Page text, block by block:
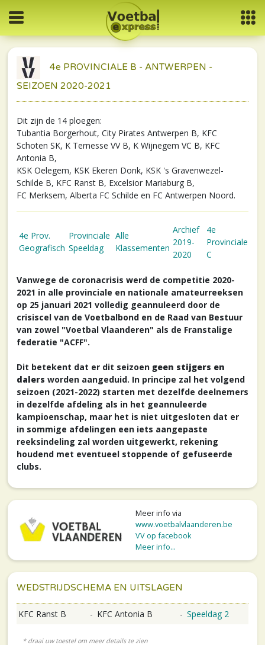
4e PROVINCIALE B - ANTWERPEN -
SEIZOEN 2020-2021
Dit zijn de 14 ploegen:
Tubantia Borgerhout, City Pirates Antwerpen B, KFC
Schoten SK, K Ternesse VV B, K Wijnegem VC B, KFC
Antonia B,
KSK Oelegem, KSK Ekeren Donk, KSK 's Gravenwezel-
Schilde B, KFC Ranst B, Excelsior Mariaburg B,
FC Merksem, Alberta FC Schilde en FC Antwerpen Noord.
4e Prov.
Geografisch
Provinciale
Speeldag
Alle
Klassementen
Archief
2019-
2020
4e
Provinciale
C
Vanwege de coronacrisis werd de competitie 2020-
2021 in alle provinciale en nationale amateurreeksen
op 25 januari 2021 volledig geannuleerd door de
crisiscel van de Voetbalbond en de Raad van Bestuur
van zowel "Voetbal Vlaanderen" als de Franstalige
federatie "ACFF".
Dit betekent dat er dit seizoen geen stijgers en
dalers worden aangeduid. In principe zal het volgend
seizoen (2021-2022) starten met dezelfde deelnemers
in dezelfde afdeling als in het geannuleerde
kampioenschap, maar het is niet uitgesloten dat er
in sommige afdelingen een iets aangepaste
reeksindeling zal worden uitgewerkt, rekening
houdend met eventueel stoppende of gefuseerde
clubs.
Meer info via
www.voetbalvlaanderen.be
VV op facebook
Meer info...
WEDSTRIJDSCHEMA EN UITSLAGEN
KFC Ranst B - KFC Antonia B - Speeldag 2